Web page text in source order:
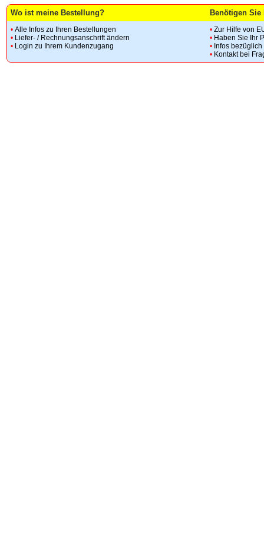
Wo ist meine Bestellung? Benötigen Sie
• Alle Infos zu Ihren Bestellungen
• Liefer- / Rechnungsanschrift ändern
• Login zu Ihrem Kundenzugang
• Zur Hilfe von
• Haben Sie Ihr
• Infos
• Kontakt bei